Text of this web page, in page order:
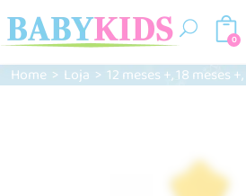
0
Home > Loja > 12 meses +,18 meses +,